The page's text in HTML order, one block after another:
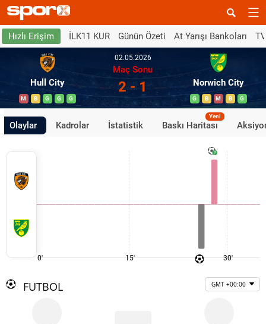
Hızlı Erişim İLK11 KUR Günün Özeti At Yarışı Bankoları
Hull City
M B G G G
02.05.2026
Maç Sonu
2 - 1 Norwich City
G B M B G
Olaylar Kadrolar İstatistik Baskı Haritası
Yeni
0' 15' 30'
FUTBOL GMT +00:00